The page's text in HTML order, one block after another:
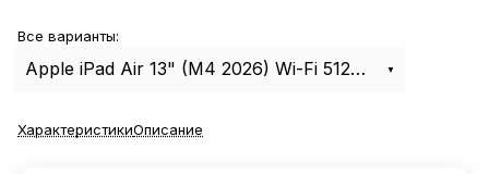
Все варианты:
Apple iPad Air 13" (M4 2026) Wi-Fi 512Gb Blue
ХарактеристикиОписание